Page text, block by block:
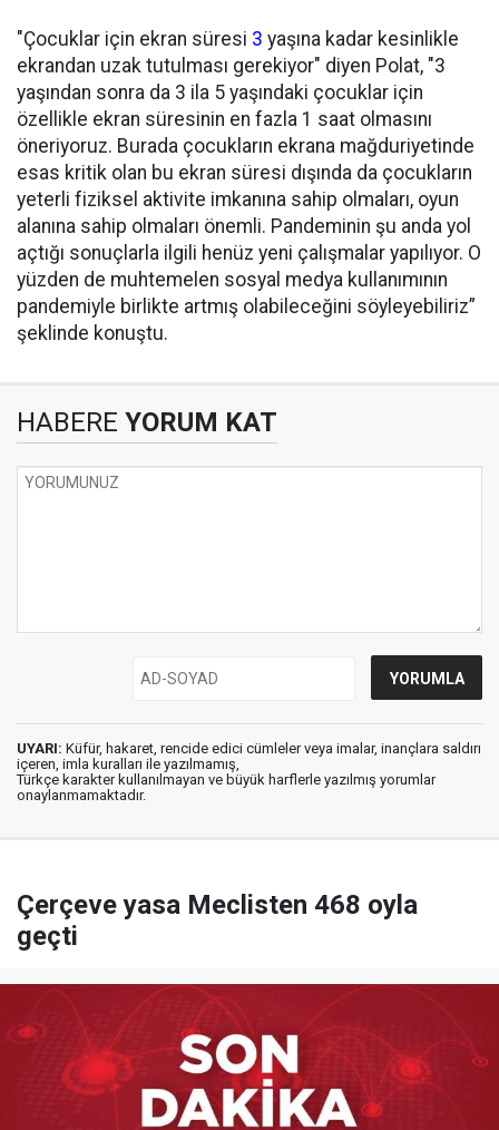
"Çocuklar için ekran süresi 3 yaşına kadar kesinlikle
ekrandan uzak tutulması gerekiyor" diyen Polat, "3
yaşından sonra da 3 ila 5 yaşındaki çocuklar için
özellikle ekran süresinin en fazla 1 saat olmasını
öneriyoruz. Burada çocukların ekrana mağduriyetinde
esas kritik olan bu ekran süresi dışında da çocukların
yeterli fiziksel aktivite imkanına sahip olmaları, oyun
alanına sahip olmaları önemli. Pandeminin şu anda yol
açtığı sonuçlarla ilgili henüz yeni çalışmalar yapılıyor. O
yüzden de muhtemelen sosyal medya kullanımının
pandemiyle birlikte artmış olabileceğini söyleyebiliriz”
şeklinde konuştu.
HABERE YORUM KAT
UYARI: Küfür, hakaret, rencide edici cümleler veya imalar, inançlara saldırı
içeren, imla kuralları ile yazılmamış,
Türkçe karakter kullanılmayan ve büyük harflerle yazılmış yorumlar
onaylanmamaktadır.
Çerçeve yasa Meclisten 468 oyla
geçti